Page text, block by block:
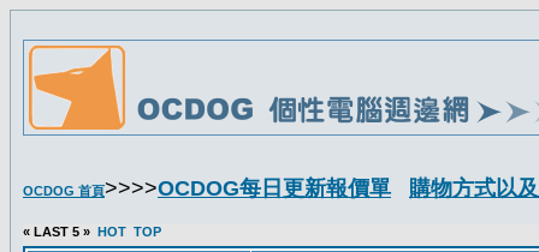
OCDOG 首頁>>>>OCDOG每日更新報價單 購物方式以